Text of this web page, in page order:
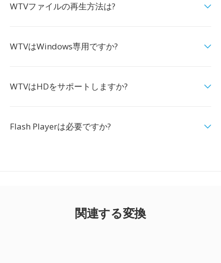
WTVファイルの再生方法は?
WTVはWindows専用ですか?
WTVはHDをサポートしますか?
Flash Playerは必要ですか?
関連する変換